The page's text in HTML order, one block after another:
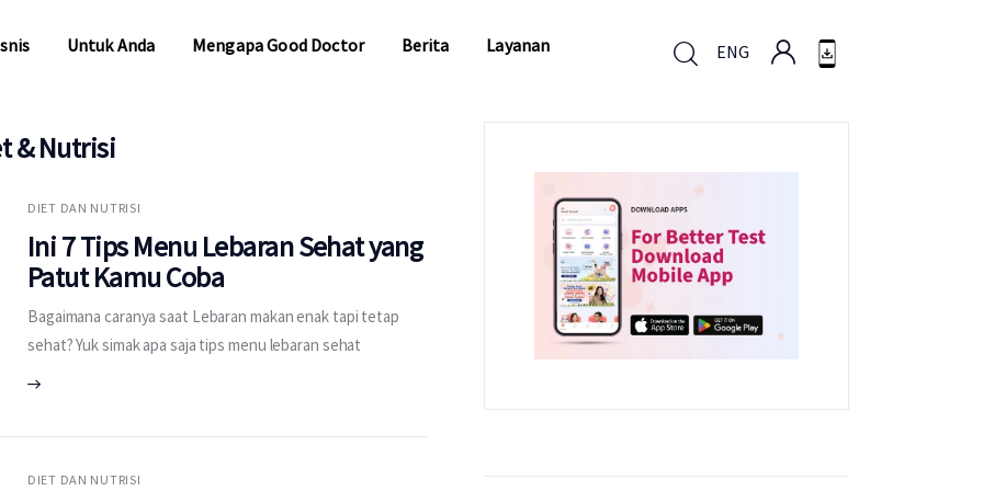
Untuk Anda Mengapa Good Doctor Berita Layanan ENG
Untuk Anda
& Nutrisi
DIET DAN NUTRISI
Ini 7 Tips Menu Lebaran Sehat yang
Patut Kamu Coba
Bagaimana caranya saat Lebaran makan enak tapi tetap
sehat? Yuk simak apa saja tips menu lebaran sehat
DIET DAN NUTRISI